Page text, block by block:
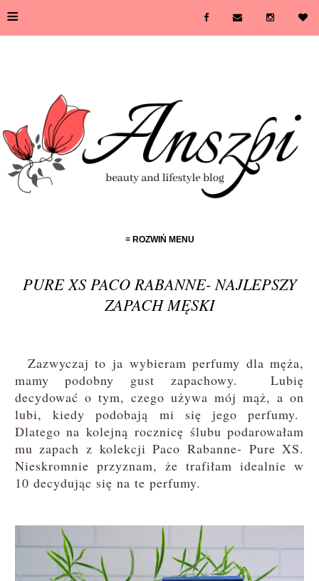
≡
≡ ROZWIŃ MENU
PURE XS PACO RABANNE- NAJLEPSZY
ZAPACH MĘSKI
Zazwyczaj to ja wybieram perfumy dla męża,
mamy podobny gust zapachowy. Lubię
decydować o tym, czego używa mój mąż, a on
lubi, kiedy podobają mi się jego perfumy.
Dlatego na kolejną rocznicę ślubu podarowałam
mu zapach z kolekcji Paco Rabanne- Pure XS.
Nieskromnie przyznam, że trafiłam idealnie w
10 decydując się na te perfumy.